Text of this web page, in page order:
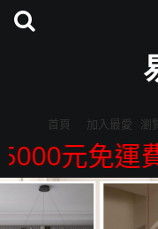
首頁 加入最愛 瀏
免運費